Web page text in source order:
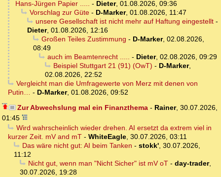
Hans-Jürgen Papier ..... - Dieter, 01.08.2026, 09:36
Vorschlag zur Güte- D-Marker, 01.08.2026, 11:47
unsere Gesellschaft ist nicht mehr auf Haftung eingestellt-
Dieter, 01.08.2026, 12:16
Großen Teiles Zustimmung - D-Marker, 02.08.2026,
08:49
auch im Beamtenrecht ..... - Dieter, 02.08.2026, 09:29
Beispiel Stuttgart 21 (91) (OwT) - D-Marker,
02.08.2026, 22:52
Vergleicht man die Umfragewerte von Merz mit denen von
Putin… - D-Marker, 01.08.2026, 09:52
Zur Abwechslung mal ein Finanzthema- Rainer, 30.07.2026,
01:45
Wird wahrscheinlich wieder drehen. AI ersetzt da extrem viel in
kurzer Zeit. mV and mT - WhiteEagle, 30.07.2026, 03:11
Das wäre nicht gut: AI beim Tanken - stokk', 30.07.2026,
11:12
Nicht gut, wenn man "Nicht Sicher" ist mV oT- day-trader,
30.07.2026, 19:28